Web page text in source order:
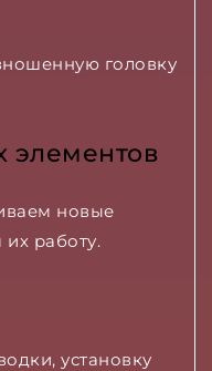
головку
элементов
новые
работу.
установку